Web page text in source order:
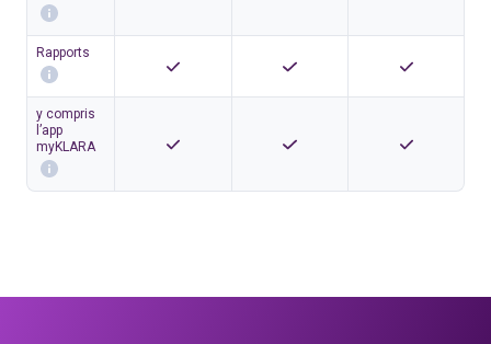
Rapports
y compris
l’app
myKLARA